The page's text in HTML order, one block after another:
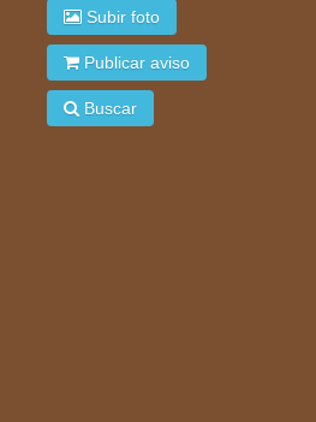
Subir foto
Publicar aviso
Buscar